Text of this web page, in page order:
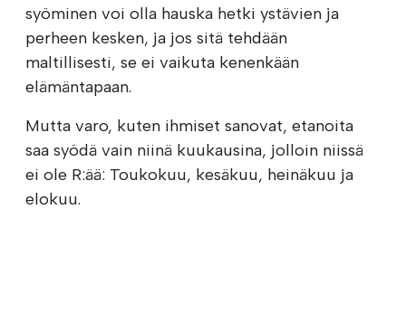
syöminen voi olla hauska hetki ystävien ja
perheen kesken, ja jos sitä tehdään
maltillisesti, se ei vaikuta kenenkään
elämäntapaan.
Mutta varo, kuten ihmiset sanovat, etanoita
saa syödä vain niinä kuukausina, jolloin niissä
ei ole R:ää: Toukokuu, kesäkuu, heinäkuu ja
elokuu.